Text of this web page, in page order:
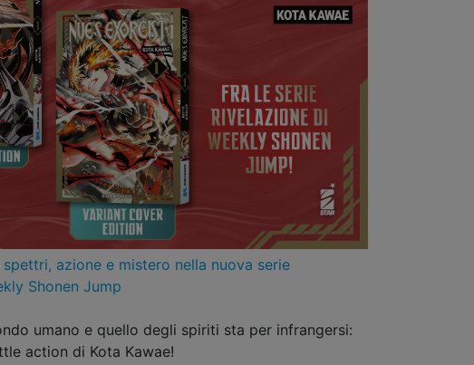
spettri, azione e mistero nella nuova serie
Shonen Jump
umano e quello degli spiriti sta per infrangersi:
action di Kota Kawae!